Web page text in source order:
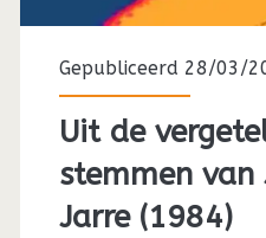
Gepubliceerd 28/03/
Uit de
stemmen
Jarre (1984)